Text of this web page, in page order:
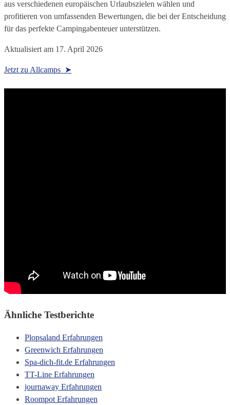
aus verschiedenen europäischen Urlaubszielen wählen und
profitieren von umfassenden Bewertungen, die bei der Entscheidung
für das perfekte Campingabenteuer unterstützen.
Aktualisiert am 17. April 2026
Jetzt zu Allcamps ➤
Ähnliche Testberichte
Plopsaland Erfahrungen
Greenwich Erfahrungen
Spa-dich-fit.de Erfahrungen
TT-Line Erfahrungen
journaway Erfahrungen
Roompot Erfahrungen